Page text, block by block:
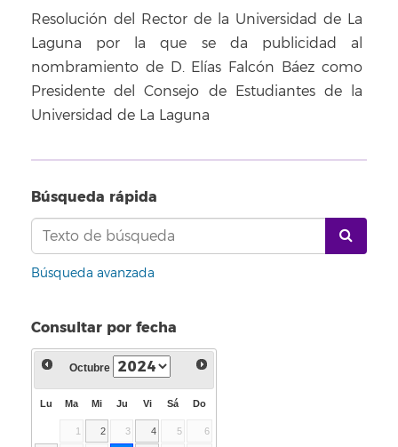
Resolución del Rector de la Universidad de La
Laguna por la que se da publicidad al
nombramiento de D. Elías Falcón Báez como
Presidente del Consejo de Estudiantes de la
Universidad de La Laguna
Búsqueda rápida
Búsqueda avanzada
Consultar por fecha
Octubre
Lu Ma Mi Ju Vi Sá Do
1 2 3 4 5 6